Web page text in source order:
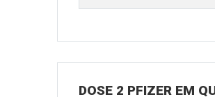
DOSE 2 PFIZER EM